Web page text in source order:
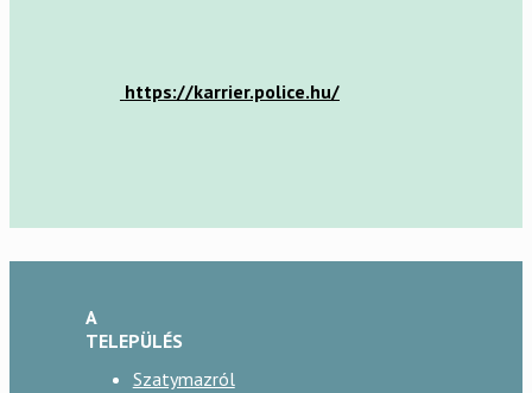
https://karrier.police.hu/
A
TELEPÜLÉS
Szatymazról